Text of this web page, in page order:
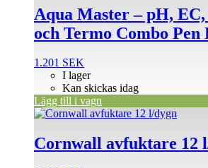
Aqua Master – pH,
och Termo Combo Pen
1.201 SEK
I lager
Kan skickas idag
Lägg till i vagn
Cornwall avfuktare 12